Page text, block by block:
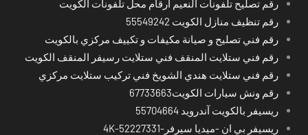
رقم تصليح تلفونات النعيم ارقام محل تلفونات الكويت
رقم تنظيف منازل الكويت 55549242
رقم فني تصليح و صيانة مكيفات و تكييف مركزي بالكويت
رقم فني ستلايت المنقف فني ستلايت رسيفر المنقف الكويت
رقم فني ستلايت هندي الشويخ فني تركيب ستلايت مركزي
رقم ونش سيارات الكويت67733663
ريسيفر بالكويت آندرويد 55704664
ريسيفر بي ان -ميديا سيرفر-4K-52227331